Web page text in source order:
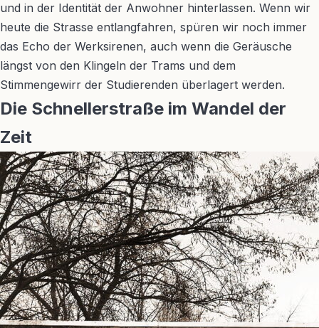
und in der Identität der Anwohner hinterlassen. Wenn wir
heute die Strasse entlangfahren, spüren wir noch immer
das Echo der Werksirenen, auch wenn die Geräusche
längst von den Klingeln der Trams und dem
Stimmengewirr der Studierenden überlagert werden.
Die Schnellerstraße im Wandel der
Zeit